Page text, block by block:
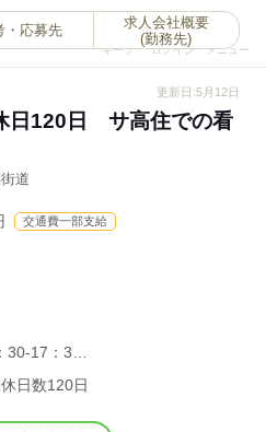
キープ
0
ログイン メニュー
・応募先
求人会社概要
(勤務先)
更新日:5月12日
日120日 サ高住での看
道
交通費一部支給
30-17：3…
日数120日